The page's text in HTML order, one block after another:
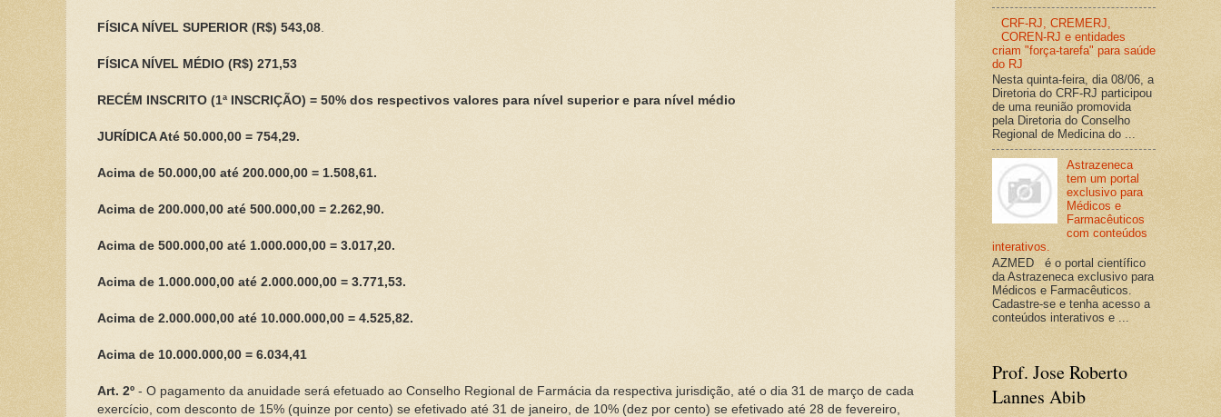
FÍSICA NÍVEL SUPERIOR (R$) 543,08.
FÍSICA NÍVEL MÉDIO (R$) 271,53
RECÉM INSCRITO (1ª INSCRIÇÃO) = 50% dos respectivos valores para nível superior e para nível médio
JURÍDICA Até 50.000,00 = 754,29.
Acima de 50.000,00 até 200.000,00 = 1.508,61.
Acima de 200.000,00 até 500.000,00 = 2.262,90.
Acima de 500.000,00 até 1.000.000,00 = 3.017,20.
Acima de 1.000.000,00 até 2.000.000,00 = 3.771,53.
Acima de 2.000.000,00 até 10.000.000,00 = 4.525,82.
Acima de 10.000.000,00 = 6.034,41
Art. 2º- O pagamento da anuidade será efetuado ao Conselho Regional de Farmácia da respectiva jurisdição, até o dia 31 de março de cada
exercício, com desconto de 15% (quinze por cento) se efetivado até 31 de janeiro, de 10% (dez por cento) se efetivado até 28 de fevereiro,
CRF-RJ, CREMERJ,
COREN-RJ e entidades
criam "força-tarefa" para saúde
do RJ
Nesta quinta-feira, dia 08/06, a
Diretoria do CRF-RJ participou
de uma reunião promovida
pela Diretoria do Conselho
Regional de Medicina do ...
Astrazeneca
tem um portal
exclusivo para
Médicos e
Farmacêuticos
com conteúdos
interativos.
AZMED é o portal científico
da Astrazeneca exclusivo para
Médicos e Farmacêuticos.
Cadastre-se e tenha acesso a
conteúdos interativos e ...
Prof. Jose Roberto
Lannes Abib